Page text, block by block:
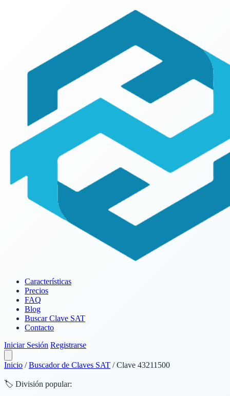
Características
Precios
FAQ
Blog
Buscar Clave SAT
Contacto
Iniciar Sesión Registrarse
Inicio / Buscador de Claves SAT / Clave 43211500
🏷️ División popular: